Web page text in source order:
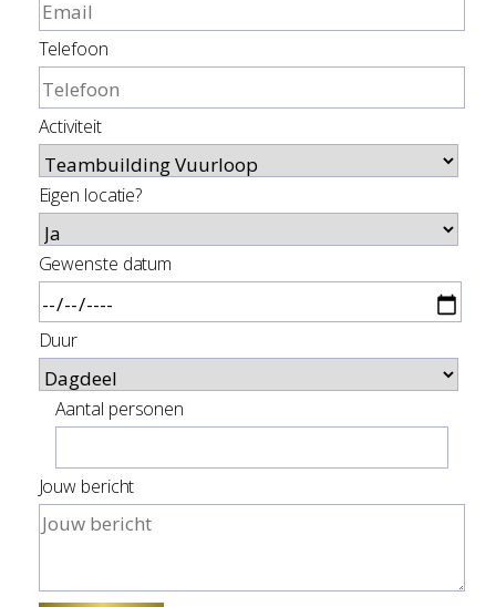
Telefoon
Activiteit
Eigen locatie?
Gewenste datum
Duur
Aantal personen
Jouw bericht